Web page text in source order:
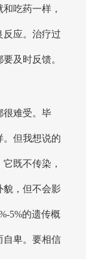
吃药一样，
反应。治疗过
及时反馈。
很难受。毕
。但我想说的
既不传染，
貌，但不会影
5%的遗传概
自卑。要相信